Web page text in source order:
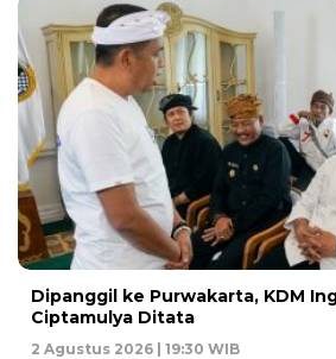
Dipanggil ke Purwakarta, KDM
Ciptamulya Ditata
2 Agustus 2026 | 19:30 WIB